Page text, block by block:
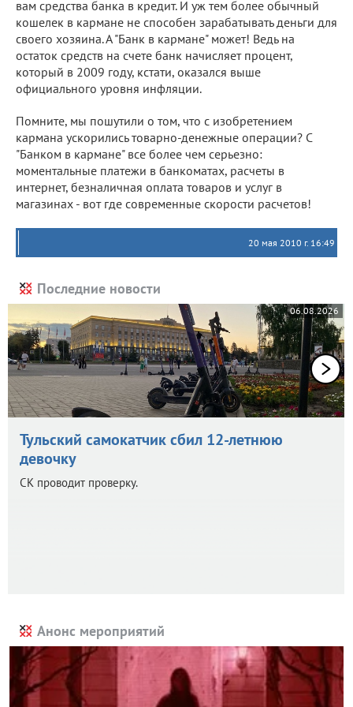
вам средства банка в кредит. И уж тем более обычный
кошелек в кармане не способен зарабатывать деньги для
своего хозяина. А "Банк в кармане" может! Ведь на
остаток средств на счете банк начисляет процент,
который в 2009 году, кстати, оказался выше
официального уровня инфляции.
Помните, мы пошутили о том, что с изобретением
кармана ускорились товарно-денежные операции? С
"Банком в кармане" все более чем серьезно:
моментальные платежи в банкоматах, расчеты в
интернет, безналичная оплата товаров и услуг в
магазинах - вот где современные скорости расчетов!
20 мая 2010 г. 16:49
Последние новости
06.08.2026
Тульский самокатчик сбил 12-летнюю
девочку
СК проводит проверку.
Анонс мероприятий